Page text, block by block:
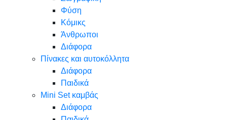
Φύση
Κόμικς
Άνθρωποι
Διάφορα
Πίνακες και αυτοκόλλητα
Διάφορα
Παιδικά
Mini Set καμβάς
Διάφορα